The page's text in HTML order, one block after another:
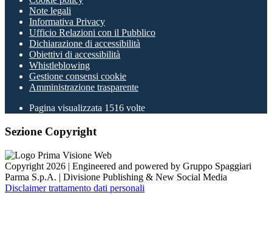
Note legali
Informativa Privacy
Ufficio Relazioni con il Pubblico
Dichiarazione di accessibilità
Obiettivi di accessibilità
Whistleblowing
Gestione consensi cookie
Amministrazione trasparente
Pagina visualizzata 1516 volte
Sezione Copyright
Copyright 2026 | Engineered and powered by Gruppo Spaggiari
Parma S.p.A. | Divisione Publishing & New Social Media
Disclaimer trattamento dati personali